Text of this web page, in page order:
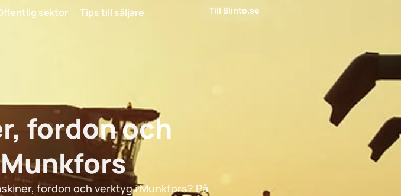
sektor Tips till säljare Till Blinto.se
fordon och
fordon och verktyg i Munkfors? På